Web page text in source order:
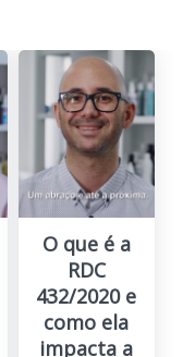
O que é a
RDC
432/2020 e
como ela
impacta a